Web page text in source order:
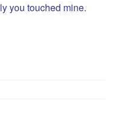
you touched mine.